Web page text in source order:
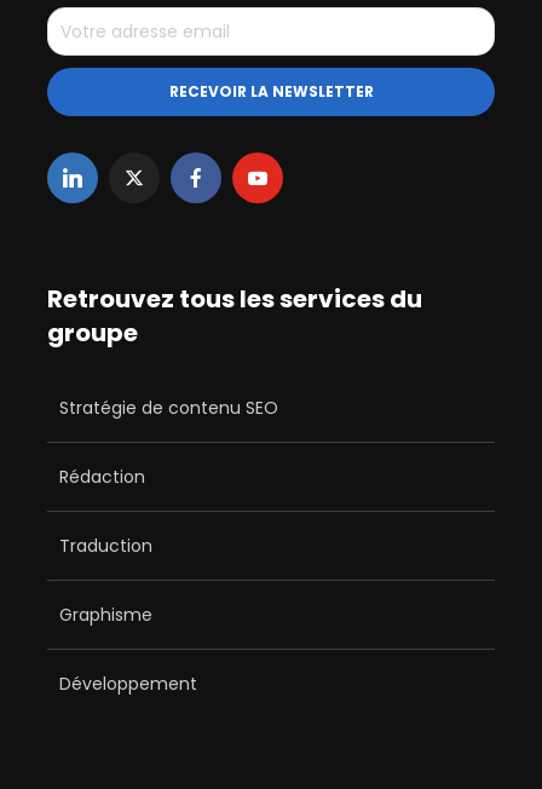
Retrouvez tous les services du
groupe
Stratégie de contenu SEO
Rédaction
Traduction
Graphisme
Développement